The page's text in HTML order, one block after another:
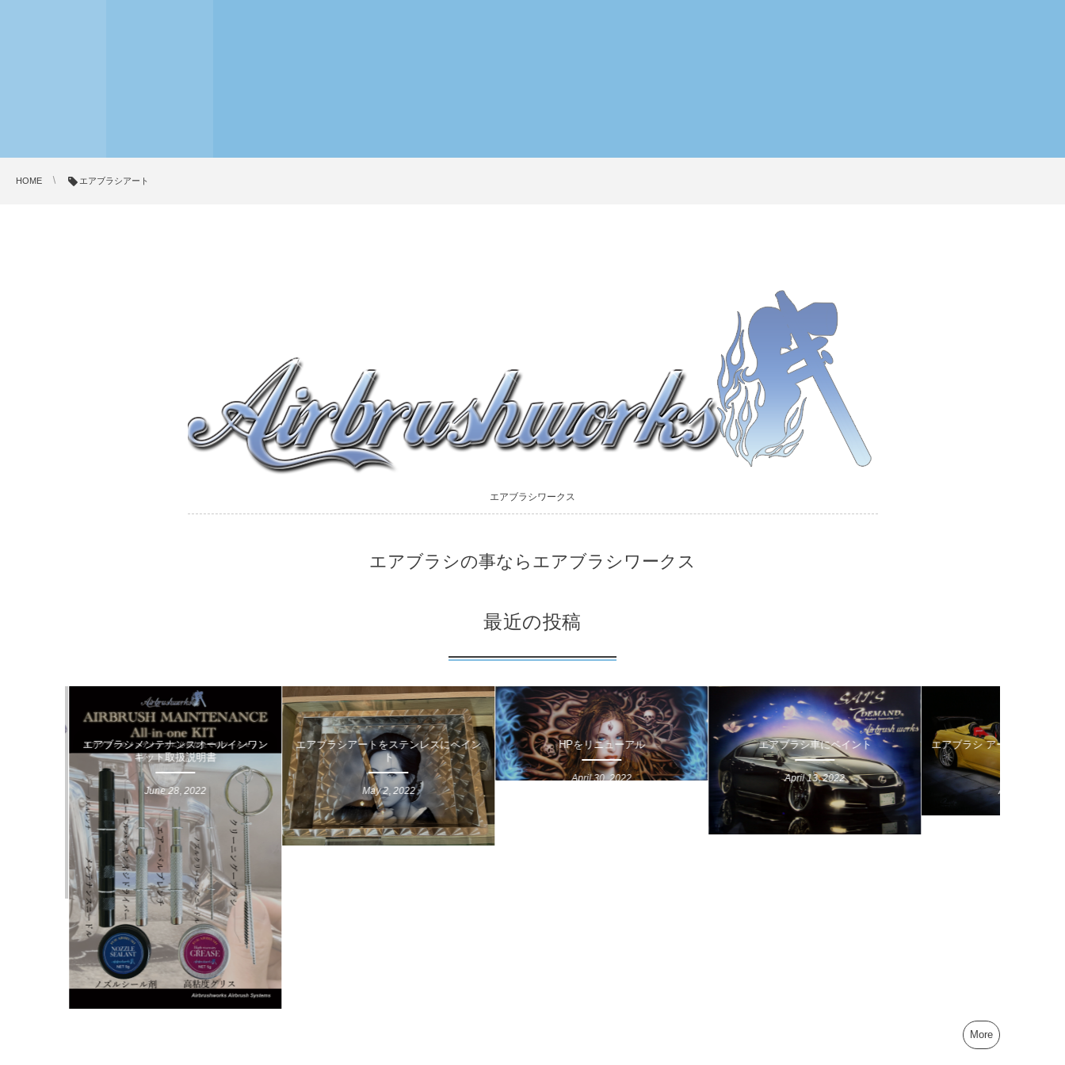
HOME エアブラシアート
エアブラシワークス
エアブラシの事ならエアブラシワークス
最近の投稿
エアブラシメンテナンスオールインワン
キット取扱説明書
June 28,2022
Bychuuta
エアブラシアートをステンレスにペイン
ト
May 2,2022
Bychuuta
HPをリニューアル
April 30,2022
Bychuuta
エアブラシ車にペイント
April 13,2022
Bychuuta
エアブラシ アート 描き方|エア
入門￼
April
By
More